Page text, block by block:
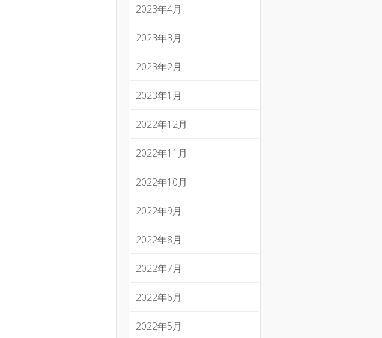
2023年4月
2023年3月
2023年2月
2023年1月
2022年12月
2022年11月
2022年10月
2022年9月
2022年8月
2022年7月
2022年6月
2022年5月